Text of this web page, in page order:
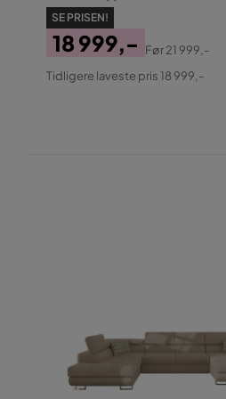
SE PRISEN!
Pris
18 999,-
Original
Før21 999,-
Tidligere laveste pris 18 999,-